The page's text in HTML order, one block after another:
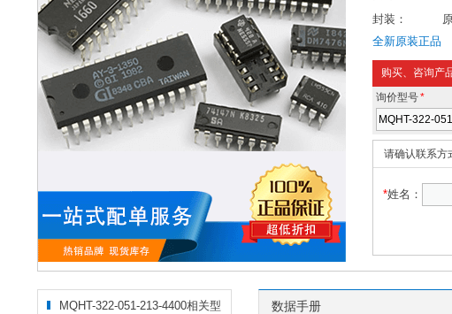
封装：
全新原装正品
购买、咨询产
询价型号*
请确认联系方
*姓名：
MQHT-322-051-213-4400相关型 数据手册